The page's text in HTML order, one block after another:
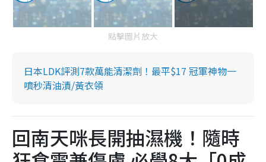
點擊圖片放大
日本LDK評測7款萬能清潔劑！最平$17 冠軍神物一
噴秒清油漬/黃衣領
回南天咪長開抽濕機！隨時